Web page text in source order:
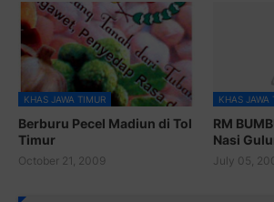
KHAS JAWA TIMUR
Berburu Pecel Madiun di Tol
Timur
October 21, 2009
KHAS JAWA
RM
Nasi
July 05,